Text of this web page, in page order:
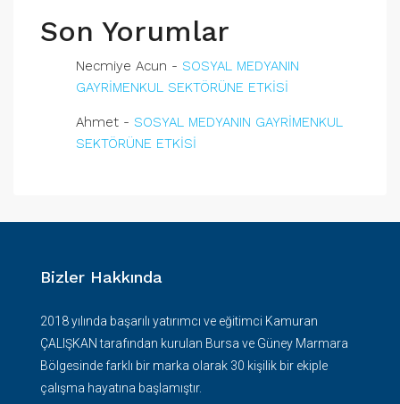
Son Yorumlar
Necmiye Acun - SOSYAL MEDYANIN
GAYRİMENKUL SEKTÖRÜNE ETKİSİ
Ahmet - SOSYAL MEDYANIN GAYRİMENKUL
SEKTÖRÜNE ETKİSİ
Bizler Hakkında
2018 yılında başarılı yatırımcı ve eğitimci Kamuran
ÇALIŞKAN tarafından kurulan Bursa ve Güney Marmara
Bölgesinde farklı bir marka olarak 30 kişilik bir ekiple
çalışma hayatına başlamıştır.